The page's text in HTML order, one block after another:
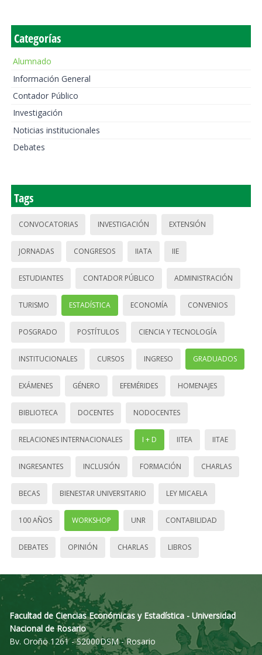
Categorías
Alumnado
Información General
Contador Público
Investigación
Noticias institucionales
Debates
Tags
CONVOCATORIAS INVESTIGACIÓN EXTENSIÓN
JORNADAS CONGRESOS IIATA IIE
ESTUDIANTES CONTADOR PÚBLICO ADMINISTRACIÓN
TURISMO ESTADÍSTICA ECONOMÍA CONVENIOS
POSGRADO POSTÍTULOS CIENCIA Y TECNOLOGÍA
INSTITUCIONALES CURSOS INGRESO GRADUADOS
EXÁMENES GÉNERO EFEMÉRIDES HOMENAJES
BIBLIOTECA DOCENTES NODOCENTES
RELACIONES INTERNACIONALES I + D IITEA IITAE
INGRESANTES INCLUSIÓN FORMACIÓN CHARLAS
BECAS BIENESTAR UNIVERSITARIO LEY MICAELA
100 AÑOS WORKSHOP UNR CONTABILIDAD
DEBATES OPINIÓN CHARLAS LIBROS
Facultad de Ciencias Económicas y Estadística - Universidad
Nacional de Rosario
Bv. Oroño 1261 - S2000DSM - Rosario